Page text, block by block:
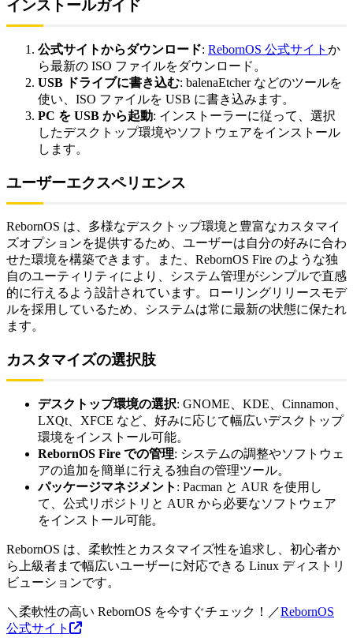
インストールガイド
公式サイトからダウンロード: RebornOS 公式サイト か
ら最新の ISO ファイルをダウンロード。
USB ドライブに書き込む: balenaEtcher などのツールを
使い、ISO ファイルを USB に書き込みます。
PC を USB から起動: インストーラーに従って、選択
したデスクトップ環境やソフトウェアをインストール
します。
ユーザーエクスペリエンス
RebornOS は、多様なデスクトップ環境と豊富なカスタマイ
ズオプションを提供するため、ユーザーは自分の好みに合わ
せた環境を構築できます。また、RebornOS Fire のような独
自のユーティリティにより、システム管理がシンプルで直感
的に行えるよう設計されています。ローリングリリースモデ
ルを採用しているため、システムは常に最新の状態に保たれ
ます。
カスタマイズの選択肢
デスクトップ環境の選択: GNOME、KDE、Cinnamon、
LXQt、XFCE など、好みに応じて幅広いデスクトップ
環境をインストール可能。
RebornOS Fire での管理: システムの調整やソフトウェ
アの追加を簡単に行える独自の管理ツール。
パッケージマネジメント : Pacman と AUR を使用し
て、公式リポジトリと AUR から必要なソフトウェア
をインストール可能。
RebornOS は、柔軟性とカスタマイズ性を追求し、初心者か
ら上級者まで幅広いユーザーに対応できる Linux ディストリ
ビューションです。
＼柔軟性の高い RebornOS を今すぐチェック！／RebornOS
公式サイト